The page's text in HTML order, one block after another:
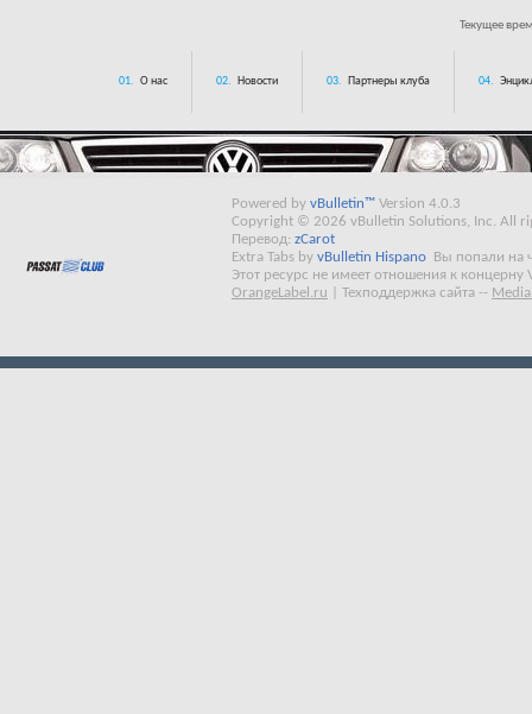
Текущее
01. О нас 02. Новости 03. Партнеры клуба 04.
Powered by vBulletin™ Version 4.0.3
Copyright © 2026 vBulletin Solutions, Inc. All
Перевод: zCarot
Extra Tabs by vBulletin Hispano
Вы попали на
Этот ресурс не имеет отношения к концерну
OrangeLabel.ru
Техподдержка сайта --